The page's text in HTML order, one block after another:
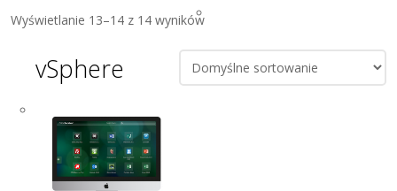
Wyświetlanie 13–14 z 14 wyników
vSphere